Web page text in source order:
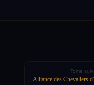
Tome
Alliance des Chevaliers